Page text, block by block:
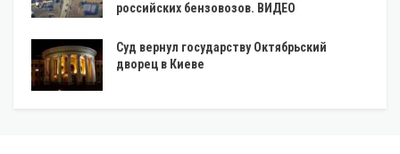
российских бензовозов. ВИДЕО
Суд вернул государству Октябрьский
дворец в Киеве